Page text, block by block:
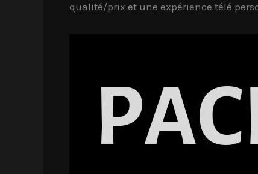
qualité/prix et une expérience télé